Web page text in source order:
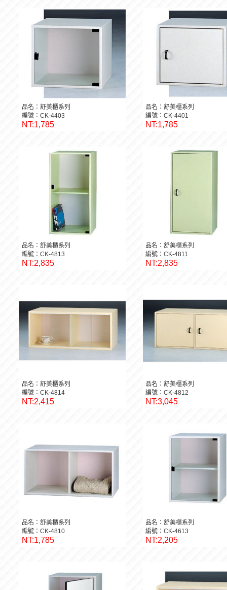
品名：舒美櫃系列
編號：CK-4403
NT:1,785
品名：舒美櫃系列
編號：CK-4401
NT:1,785
品名：舒美櫃系列
編號：CK-4813
NT:2,835
品名：舒美櫃系列
編號：CK-4811
NT:2,835
品名：舒美櫃系列
編號：CK-4814
NT:2,415
品名：舒美櫃系列
編號：CK-4812
NT:3,045
品名：舒美櫃系列
編號：CK-4810
NT:1,785
品名：舒美櫃系列
編號：CK-4613
NT:2,205